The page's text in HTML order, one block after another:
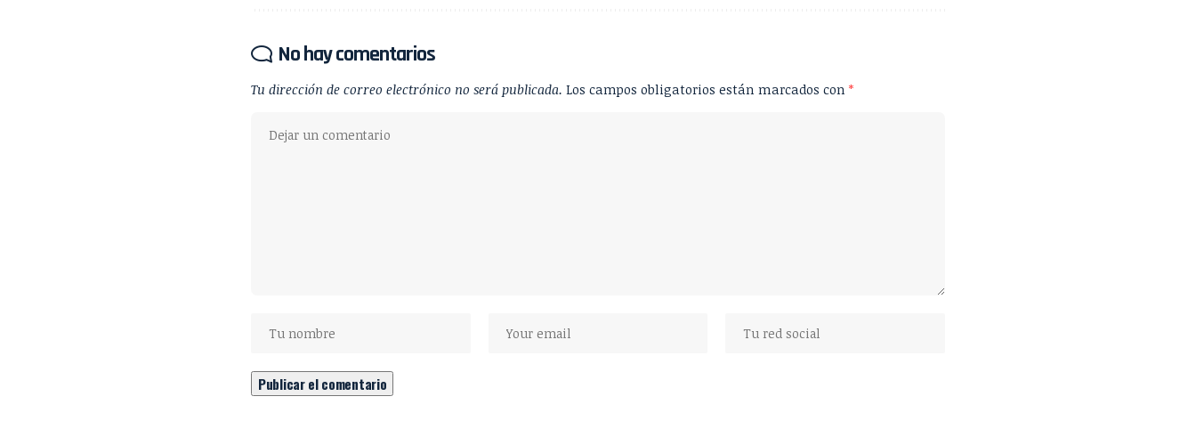
No hay comentarios
Tu dirección de correo electrónico no será publicada. Los campos obligatorios están marcados con *